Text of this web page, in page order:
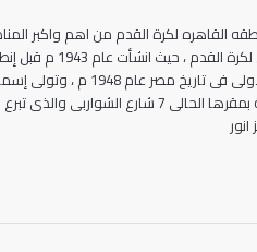
القاهره لكرة القدم من اهم واكبر
المصرى لكرة القدم ،
للمرة الأولى فى تاريخ مصر
المنطقة بمقرها الحالى 7 شارع الشواربى
انور